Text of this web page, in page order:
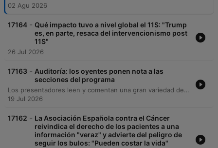
02 Agu 2026
17164 - Qué impacto tuvo a nivel global el 11S: "Trump
es, en parte, resaca del intervencionismo post
11S"
26 Jul 2026
17163 - Auditoría: los oyentes ponen nota a las
secciones del programa
Los presentadores leen y comentan una gran variedad de mensajes recibidos por parte de los oyentes a través de redes sociales y correo electrónico, incluyendo elogios, críticas constructivas sobre el ritmo del programa y sugerencias para nuevas temáticas. Asimismo, se analizan peticiones sobre contenidos de cine, series y libros, junto con propuestas para ajustar la duración de ciertas secciones. El episodio concluye con reflexiones sobre el futuro del programa tras el descanso y un momento humorístico sobre términos locales.
19 Jul 2026
17162 - La Asociación Española contra el Cáncer
reivindica el derecho de los pacientes a una
información "veraz" y advierte del peligro de
seguir los bulos: "Pueden costar la vida"